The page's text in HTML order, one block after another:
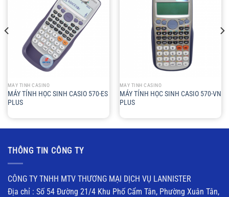
MÁY TÍNH CASINO
MÁY TÍNH HỌC SINH CASIO 570-ES
PLUS
MÁY TÍNH CASINO
MÁY TÍNH HỌC SINH CASIO 570-VN
PLUS
THÔNG TIN CÔNG TY
CÔNG TY TNHH MTV THƯƠNG MẠI DỊCH VỤ LANNISTER
Địa chỉ : Số 54 Đường 21/4 Khu Phố Cẩm Tân, Phường Xuân Tân,